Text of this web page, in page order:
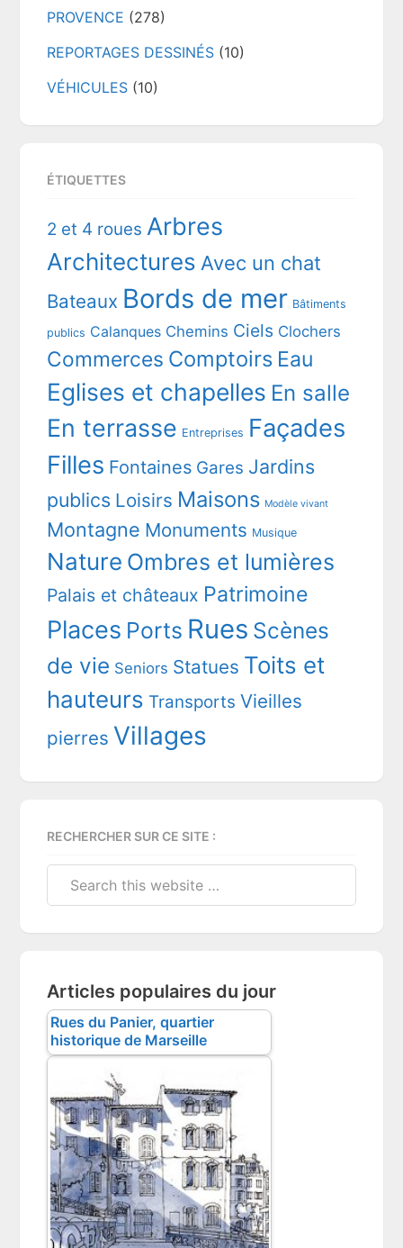
PROVENCE (278)
REPORTAGES DESSINÉS (10)
VÉHICULES (10)
ÉTIQUETTES
2 et 4 roues Arbres
Architectures Avec un chat
Bateaux Bords de mer Bâtiments
publics Calanques Chemins Ciels Clochers
Commerces Comptoirs Eau
Eglises et chapelles En salle
En terrasse Entreprises Façades
Filles Fontaines Gares Jardins
publics Loisirs Maisons Modèle vivant
Montagne Monuments Musique
Nature Ombres et lumières
Palais et châteaux Patrimoine
Places Ports Rues Scènes
de vie Seniors Statues Toits et
hauteurs Transports Vieilles
pierres Villages
RECHERCHER SUR CE SITE :
Articles populaires du jour
Rues du Panier, quartier
historique de Marseille